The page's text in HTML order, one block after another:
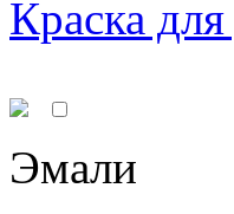
Краска
Эмали